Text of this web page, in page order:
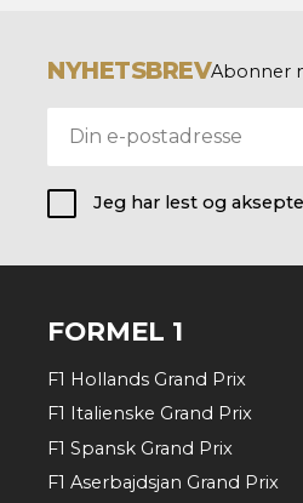
NYHETSBREVAbonner
Jeg har lest og
FORMEL 1
F1 Hollands Grand Prix
F1 Italienske Grand Prix
F1 Spansk Grand Prix
F1 Aserbajdsjan Grand Prix